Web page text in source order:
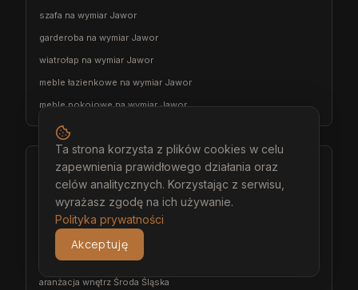
szafa na wymiar Jawor
garderoba na wymiar Jawor
wiatrołap na wymiar Jawor
meble łazienkowe na wymiar Jawor
meble pokojowe na wymiar Jawor
Środa Śląska
architekt wnętrz Środa Śląska
projektant wnętrz Środa Śląska
projekt wnętrz Środa Śląska
projektowanie wnętrz Środa Śląska
aranżacja wnętrz Środa Śląska
Ta strona korzysta z plików cookies w celu
zapewnienia prawidłowego działania oraz
celów analitycznych. Korzystając z serwisu,
wyrażasz zgodę na ich używanie.
Polityka prywatności
Akceptuję